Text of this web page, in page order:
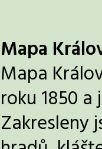
Mapa
Mapa
roku 1850
Zakresleny